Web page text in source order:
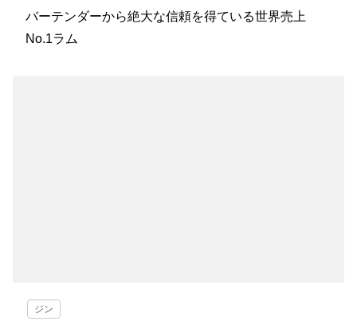
バーテンダーから絶大な信頼を得ている世界売上
No.1ラム
ジン